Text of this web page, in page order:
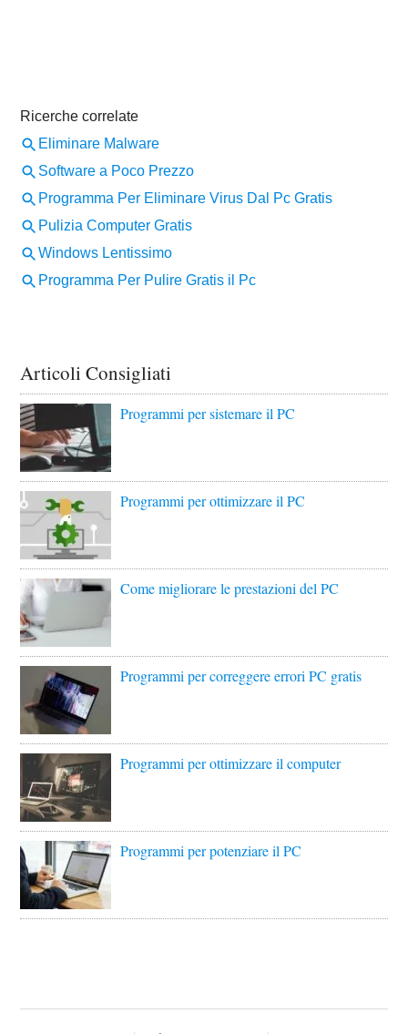
Articoli Consigliati
Programmi per sistemare il PC
Programmi per ottimizzare il PC
Come migliorare le prestazioni del PC
Programmi per correggere errori PC gratis
Programmi per ottimizzare il computer
Programmi per potenziare il PC